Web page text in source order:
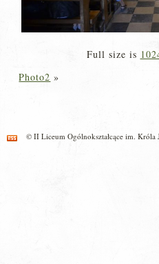
Full size is
Photo2 »
© II Liceum Ogólnokształcące im.